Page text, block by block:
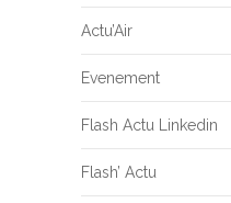
Actu’Air
Evenement
Flash Actu Linkedin
Flash’ Actu